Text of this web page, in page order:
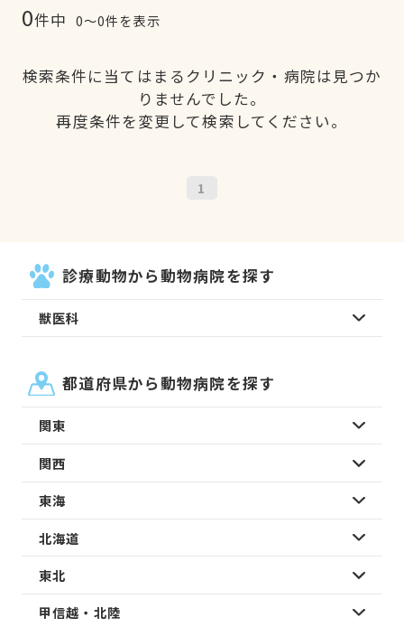
0件中 0〜0件を表示
検索条件に当てはまるクリニック・病院は見つか
りませんでした。
再度条件を変更して検索してください。
1
診療動物から動物病院を探す
獣医科
都道府県から動物病院を探す
関東
関西
東海
北海道
東北
甲信越・北陸